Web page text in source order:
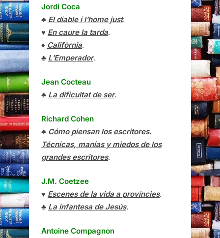
Jordi Coca
♣ El diable i l’home just.
♥ En caure la tarda.
♦ Califòrnia.
♣ L’Emperador.
Jean Cocteau
♣ La dificultat de ser.
Richard Cohen
♣ Cómo piensan los escritores.
Técnicas, manías y miedos de los
grandes escritores.
J.M. Coetzee
♥ Escenes de la vida a províncies.
♣ La infantesa de Jesús.
Antoine Compagnon